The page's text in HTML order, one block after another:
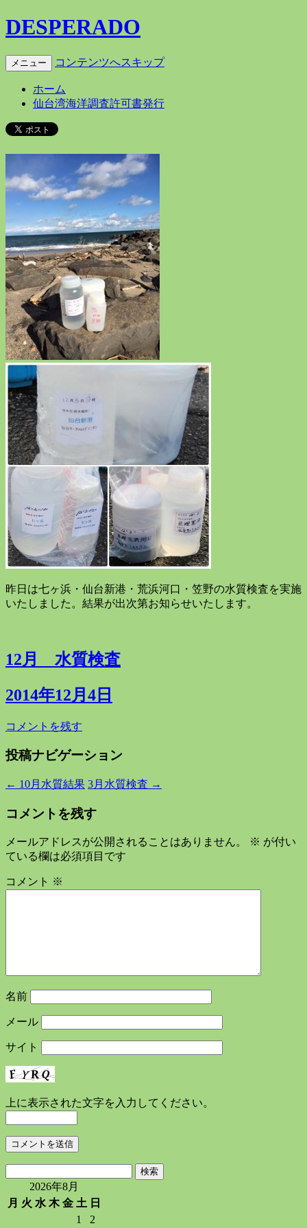
DESPERADO
メニュー コンテンツへスキップ
ホーム
仙台湾海洋調査許可書発行
昨日は七ヶ浜・仙台新港・荒浜河口・笠野の水質検査を実施
いたしました。結果が出次第お知らせいたします。
12月 水質検査
2014年12月4日
コメントを残す
投稿ナビゲーション
← 10月水質結果 3月水質検査 →
コメントを残す
メールアドレスが公開されることはありません。 ※ が付い
ている欄は必須項目です
コメント ※
名前
メール
サイト
上に表示された文字を入力してください。
2026年8月
月 火 水 木 金 土 日
1
2